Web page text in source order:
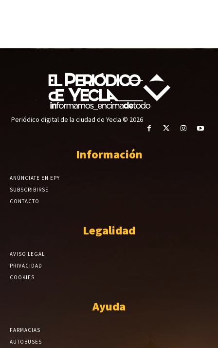
Periódico digital de la ciudad de Yecla © 2026
Información
ANÚNCIATE EN EPY
SUBSCRIBIRSE
CONTACTO
Legalidad
AVISO LEGAL
PRIVACIDAD
COOKIES
Ayuda
FARMACIAS
AUTOBUSES